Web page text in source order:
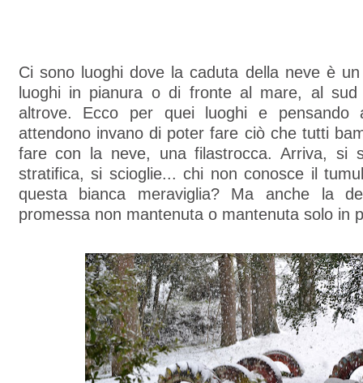
Ci sono luoghi dove la caduta della neve è
luoghi in pianura o di fronte al mare, al
altrove. Ecco per quei luoghi e pensando
attendono invano di poter fare ciò che tutti
fare con la neve, una filastrocca. Arriva, si
stratifica, si scioglie... chi non conosce il
questa bianca meraviglia? Ma anche la
promessa non mantenuta o mantenuta solo in